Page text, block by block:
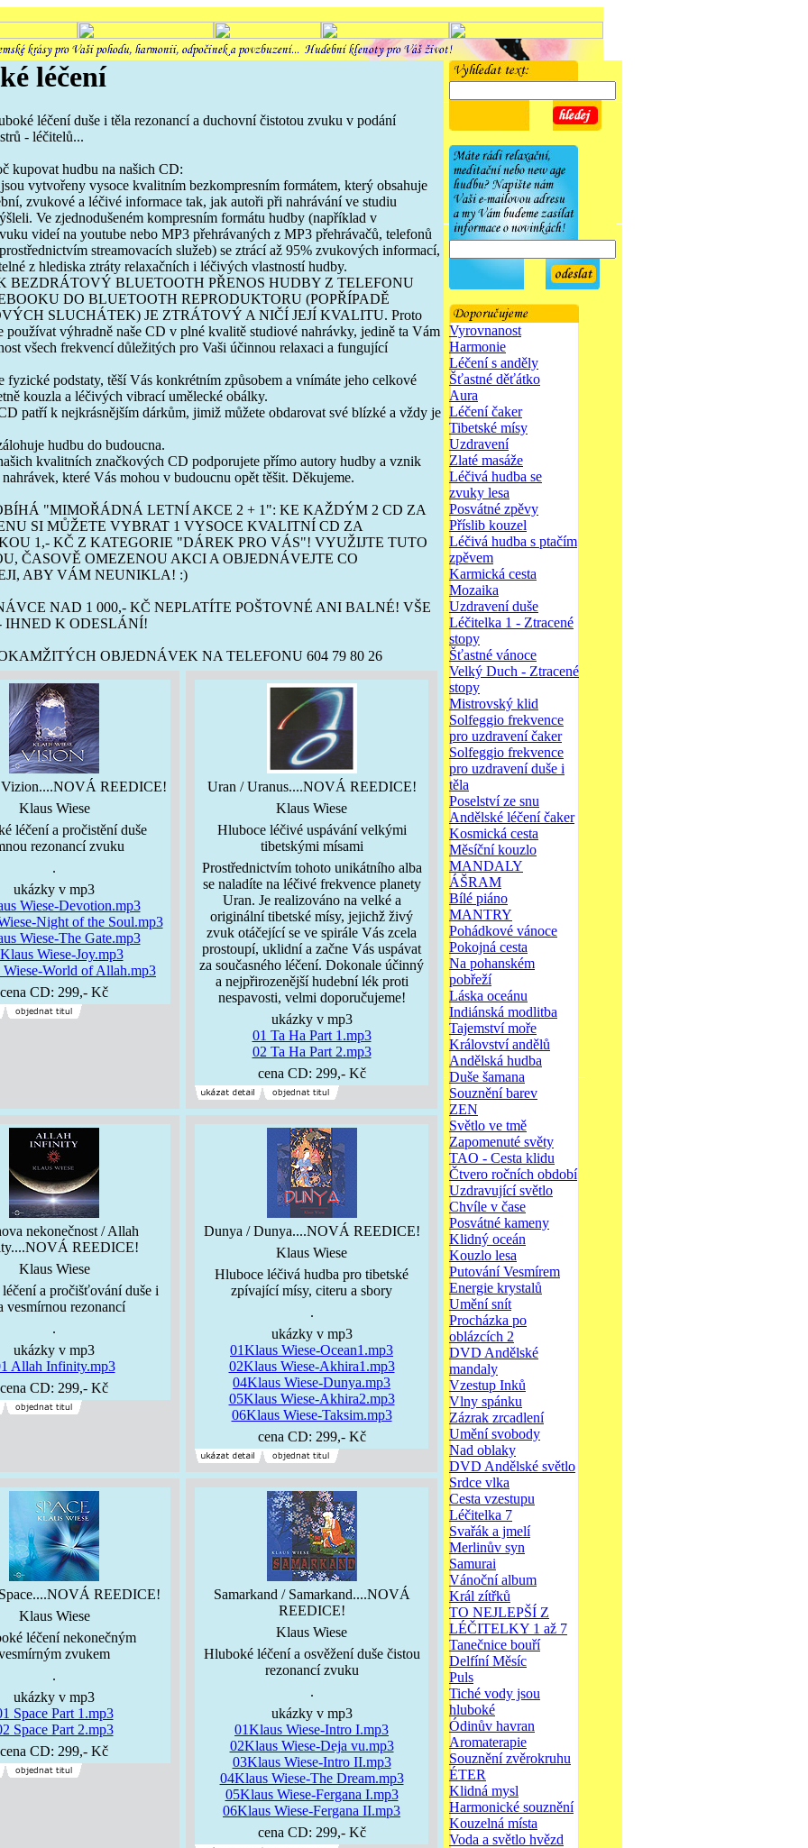
léčení
léčení duše i těla rezonancí a duchovní čistotou zvuku v podání
- léčitelů...
kupovat hudbu na našich CD:
vytvořeny vysoce kvalitním bezkompresním formátem, který obsahuje
zvukové a léčivé informace tak, jak autoři při nahrávání ve studiu
Ve zjednodušeném kompresním formátu hudby (například v
videí na youtube nebo MP3 přehrávaných z MP3 přehrávačů, telefonů
streamovacích služeb) se ztrácí až 95% zvukových informací,
z hlediska ztráty relaxačních i léčivých vlastností hudby.
BEZDRÁTOVÝ BLUETOOTH PŘENOS HUDBY Z TELEFONU
DO BLUETOOTH REPRODUKTORU (POPŘÍPADĚ
SLUCHÁTEK) JE ZTRÁTOVÝ A NIČÍ JEJÍ KVALITU. Proto
používat výhradně naše CD v plné kvalitě studiové nahrávky, jedině ta Vám
všech frekvencí důležitých pro Vaši účinnou relaxaci a fungující
fyzické podstaty, těší Vás konkrétním způsobem a vnímáte jeho celkové
kouzla a léčivých vibrací umělecké obálky.
patří k nejkrásnějším dárkům, jimiž můžete obdarovat své blízké a vždy je
hudbu do budoucna.
kvalitních značkových CD podporujete přímo autory hudby a vznik
které Vás mohou v budoucnu opět těšit. Děkujeme.
"MIMOŘÁDNÁ LETNÍ AKCE 2 + 1": KE KAŽDÝM 2 CD ZA
SI MŮŽETE VYBRAT 1 VYSOCE KVALITNÍ CD ZA
1,- KČ Z KATEGORIE "DÁREK PRO VÁS"! VYUŽIJTE TUTO
ČASOVĚ OMEZENOU AKCI A OBJEDNÁVEJTE CO
ABY VÁM NEUNIKLA! :)
NAD 1 000,- KČ NEPLATÍTE POŠTOVNÉ ANI BALNÉ! VŠE
IHNED K ODESLÁNÍ!
OBJEDNÁVEK NA TELEFONU 604 79 80 26
REEDICE!
Klaus Wiese
léčení a pročistění duše
rezonancí zvuku
.
ukázky v mp3
Wiese-Devotion.mp3
Night of the Soul.mp3
Wiese-The Gate.mp3
Wiese-Joy.mp3
Wiese-World of Allah.mp3
cena CD: 299,- Kč
Uran / Uranus....NOVÁ REEDICE!
Klaus Wiese
Hluboce léčivé uspávání velkými
tibetskými mísami
Prostřednictvím tohoto unikátního alba
se naladíte na léčivé frekvence planety
Uran. Je realizováno na velké a
originální tibetské mísy, jejichž živý
zvuk otáčející se ve spirále Vás zcela
prostoupí, uklidní a začne Vás uspávat
za současného léčení. Dokonale účinný
a nejpřirozenější hudební lék proti
nespavosti, velmi doporučujeme!
ukázky v mp3
01 Ta Ha Part 1.mp3
02 Ta Ha Part 2.mp3
cena CD: 299,- Kč
nekonečnost / Allah
REEDICE!
Klaus Wiese
a pročišťování duše i
vesmírnou rezonancí
.
ukázky v mp3
Allah Infinity.mp3
cena CD: 299,- Kč
Dunya / Dunya....NOVÁ REEDICE!
Klaus Wiese
Hluboce léčivá hudba pro tibetské
zpívající mísy, citeru a sbory
.
ukázky v mp3
01Klaus Wiese-Ocean1.mp3
02Klaus Wiese-Akhira1.mp3
04Klaus Wiese-Dunya.mp3
05Klaus Wiese-Akhira2.mp3
06Klaus Wiese-Taksim.mp3
cena CD: 299,- Kč
REEDICE!
Klaus Wiese
léčení nekonečným
zvukem
.
ukázky v mp3
Space Part 1.mp3
Space Part 2.mp3
cena CD: 299,- Kč
Samarkand / Samarkand....NOVÁ
REEDICE!
Klaus Wiese
Hluboké léčení a osvěžení duše čistou
rezonancí zvuku
.
ukázky v mp3
01Klaus Wiese-Intro I.mp3
02Klaus Wiese-Deja vu.mp3
03Klaus Wiese-Intro II.mp3
04Klaus Wiese-The Dream.mp3
05Klaus Wiese-Fergana I.mp3
06Klaus Wiese-Fergana II.mp3
cena CD: 299,- Kč
Vyrovnanost
Harmonie
Léčení s anděly
Šťastné děťátko
Aura
Léčení čaker
Tibetské mísy
Uzdravení
Zlaté masáže
Léčivá hudba se
zvuky lesa
Posvátné zpěvy
Příslib kouzel
Léčivá hudba s ptačím
zpěvem
Karmická cesta
Mozaika
Uzdravení duše
Léčitelka 1 - Ztracené
stopy
Šťastné vánoce
Velký Duch - Ztracené
stopy
Mistrovský klid
Solfeggio frekvence
pro uzdravení čaker
Solfeggio frekvence
pro uzdravení duše i
těla
Poselství ze snu
Andělské léčení čaker
Kosmická cesta
Měsíční kouzlo
MANDALY
ÁŠRAM
Bílé piáno
MANTRY
Pohádkové vánoce
Pokojná cesta
Na pohanském
pobřeží
Láska oceánu
Indiánská modlitba
Tajemství moře
Království andělů
Andělská hudba
Duše šamana
Souznění barev
ZEN
Světlo ve tmě
Zapomenuté světy
TAO - Cesta klidu
Čtvero ročních období
Uzdravující světlo
Chvíle v čase
Posvátné kameny
Klidný oceán
Kouzlo lesa
Putování Vesmírem
Energie krystalů
Umění snít
Procházka po
oblázcích 2
DVD Andělské
mandaly
Vzestup Inků
Vlny spánku
Zázrak zrcadlení
Umění svobody
Nad oblaky
DVD Andělské světlo
Srdce vlka
Cesta vzestupu
Léčitelka 7
Svařák a jmelí
Merlinův syn
Samurai
Vánoční album
Král zítřků
TO NEJLEPŠÍ Z
LÉČITELKY 1 až 7
Tanečnice bouří
Delfíní Měsíc
Puls
Tiché vody jsou
hluboké
Ódinův havran
Aromaterapie
Souznění zvěrokruhu
ÉTER
Klidná mysl
Harmonické souznění
Kouzelná místa
Voda a světlo hvězd